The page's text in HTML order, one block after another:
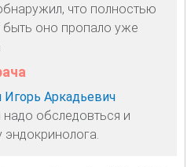
что полностью
оно пропало уже
Аркадьевич
надо обследовться и
эндокринолога.